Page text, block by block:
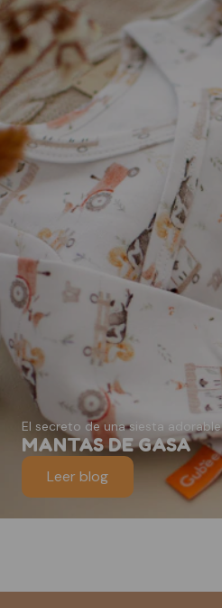
El secreto de una siesta adorable
MANTAS DE GASA
Leer blog